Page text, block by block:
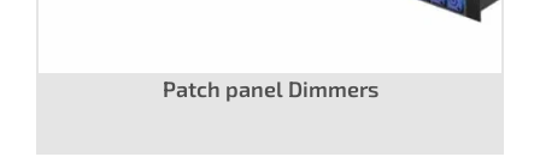
Patch panel Dimmers